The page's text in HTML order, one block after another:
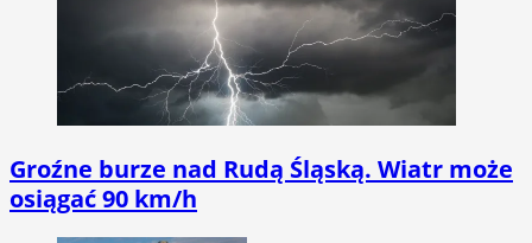
Groźne burze nad Rudą Śląską. Wiatr może
osiągać 90 km/h